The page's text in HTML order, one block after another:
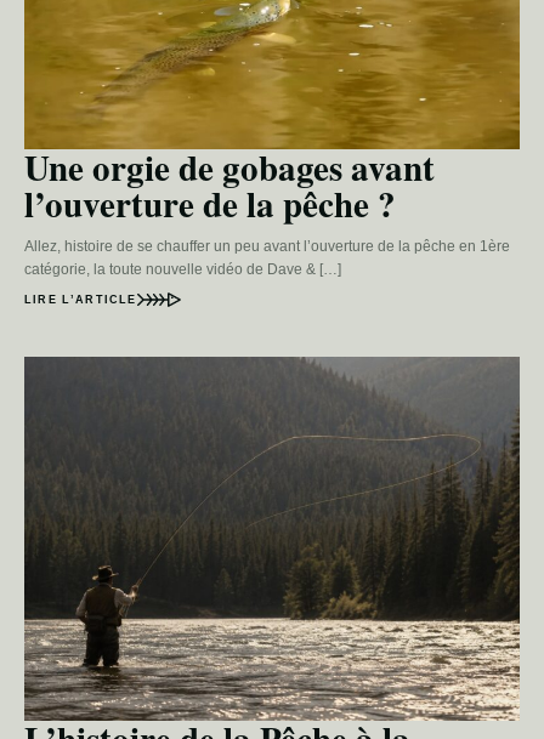
Une orgie de gobages avant
l’ouverture de la pêche ?
Allez, histoire de se chauffer un peu avant l’ouverture de la pêche en 1ère
catégorie, la toute nouvelle vidéo de Dave & […]
LIRE L’ARTICLE